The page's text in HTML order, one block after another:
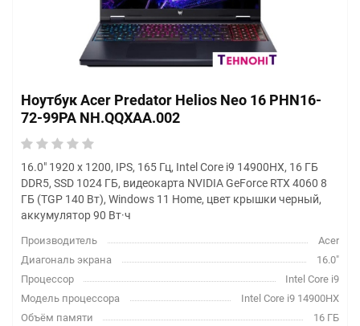
Ноутбук Acer Predator Helios Neo 16 PHN16-
72-99PA NH.QQXAA.002
16.0" 1920 x 1200, IPS, 165 Гц, Intel Core i9 14900HX, 16 ГБ
DDR5, SSD 1024 ГБ, видеокарта NVIDIA GeForce RTX 4060 8
ГБ (TGP 140 Вт), Windows 11 Home, цвет крышки черный,
аккумулятор 90 Вт·ч
Производитель
Acer
Диагональ экрана
16.0"
Процессор
Intel Core i9
Модель процессора
Intel Core i9 14900HX
Объём памяти
16 ГБ